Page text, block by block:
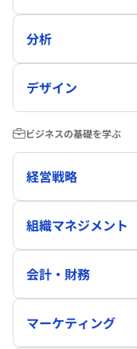
分析
デザイン
ビジネスの基礎を学ぶ
経営戦略
組織マネジメント
会計・財務
マーケティング